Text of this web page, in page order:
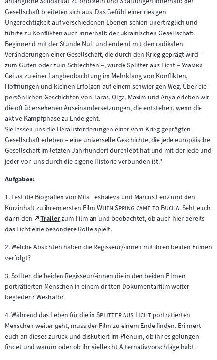
Gesellschaft breiteten sich aus. Das Gefühl einer riesigen
Ungerechtigkeit auf verschiedenen Ebenen schien unerträglich und
führte zu Konflikten auch innerhalb der ukrainischen Gesellschaft.
Beginnend mit der Stunde Null und endend mit den radikalen
Veränderungen einer Gesellschaft, die durch den Krieg geprägt wird –
zum Guten oder zum Schlechten –, wurde Splitter aus Licht – Уламки
Світла zu einer Langbeobachtung im Mehrklang von Konflikten,
Hoffnungen und kleinen Erfolgen auf einem schwierigen Weg. Über die
persönlichen Geschichten von Taras, Olga, Maxim und Anya erleben wir
die oft übersehenen Auseinandersetzungen, die entstehen, wenn die
aktive Kampfphase zu Ende geht.
Sie lassen uns die Herausforderungen einer vom Krieg geprägten
Gesellschaft erleben – eine universelle Geschichte, die jede europäische
Gesellschaft im letzten Jahrhundert durchlebt hat und mit der jede und
jeder von uns durch die eigene Historie verbunden ist."
Aufgaben:
1. Lest die Biografien von Mila Teshaieva und Marcus Lenz und den
Kurzinhalt zu ihrem ersten Film "
When Spring came to Bucha". Seht euch
dann den
Zum
externen
Trailer
(öffnet
im
neuen
zum Film an und beobachtet, ob auch hier bereits
das Licht eine besondere Rolle spielt.
2. Welche Absichten haben die Regisseur/-innen mit ihren beiden Filmen
verfolgt?
3. Sollten die beiden Regisseur/-innen die in den beiden Filmen
porträtierten Menschen in einem dritten Dokumentarfilm weiter
begleiten? Weshalb?
4. Während das Leben für die in "
Splitter aus Licht"porträtierten
Menschen weiter geht, muss der Film zu einem Ende finden. Erinnert
euch an dieses zurück und diskutiert im Plenum, ob ihr es gelungen
findet und warum oder ob ihr vielleicht Alternativvorschläge habt.